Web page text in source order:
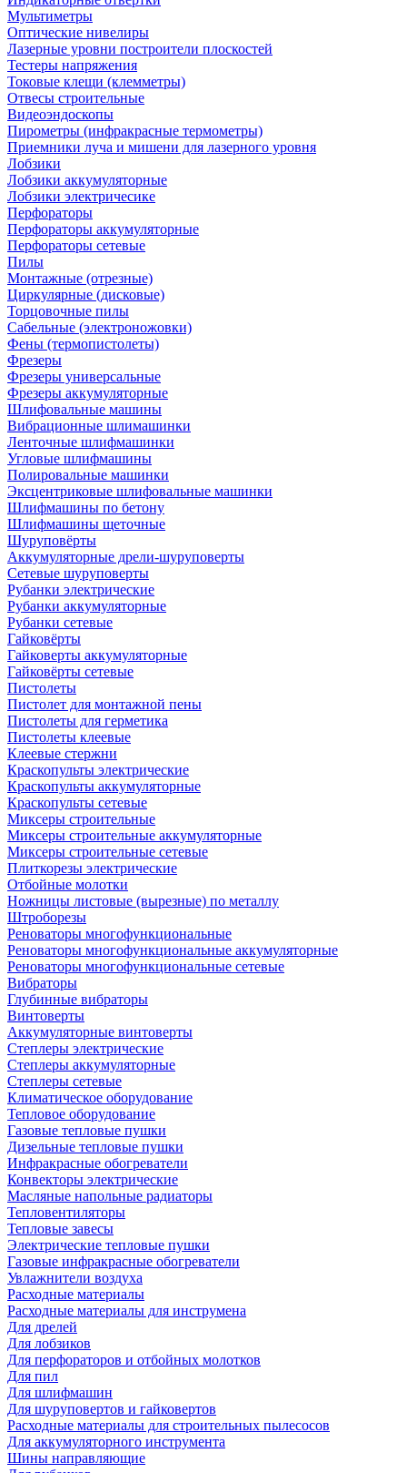
Мультиметры
Оптические нивелиры
Лазерные уровни построители плоскостей
Тестеры напряжения
Токовые клещи (клемметры)
Отвесы строительные
Видеоэндоскопы
Пирометры (инфракрасные термометры)
Приемники луча и мишени для лазерного уровня
Лобзики
Лобзики аккумуляторные
Лобзики электричесике
Перфораторы
Перфораторы аккумуляторные
Перфораторы сетевые
Пилы
Монтажные (отрезные)
Циркулярные (дисковые)
Торцовочные пилы
Сабельные (электроножовки)
Фены (термопистолеты)
Фрезеры
Фрезеры универсальные
Фрезеры аккумуляторные
Шлифовальные машины
Вибрационные шлимашинки
Ленточные шлифмашинки
Угловые шлифмашины
Полировальные машинки
Эксцентриковые шлифовальные машинки
Шлифмашины по бетону
Шлифмашины щеточные
Шуруповёрты
Аккумуляторные дрели-шуруповерты
Сетевые шуруповерты
Рубанки электрические
Рубанки аккумуляторные
Рубанки сетевые
Гайковёрты
Гайковерты аккумуляторные
Гайковёрты сетевые
Пистолеты
Пистолет для монтажной пены
Пистолеты для герметика
Пистолеты клеевые
Клеевые стержни
Краскопульты электрические
Краскопульты аккумуляторные
Краскопульты сетевые
Миксеры строительные
Миксеры строительные аккумуляторные
Миксеры строительные сетевые
Плиткорезы электрические
Отбойные молотки
Ножницы листовые (вырезные) по металлу
Штроборезы
Реноваторы многофункциональные
Реноваторы многофункциональные аккумуляторные
Реноваторы многофункциональные сетевые
Вибраторы
Глубинные вибраторы
Винтоверты
Аккумуляторные винтоверты
Степлеры электрические
Степлеры аккумуляторные
Степлеры сетевые
Климатическое оборудование
Тепловое оборудование
Газовые тепловые пушки
Дизельные тепловые пушки
Инфракрасные обогреватели
Конвекторы электрические
Масляные напольные радиаторы
Тепловентиляторы
Тепловые завесы
Электрические тепловые пушки
Газовые инфракрасные обогреватели
Увлажнители воздуха
Расходные материалы
Расходные материалы для инструмена
Для дрелей
Для лобзиков
Для перфораторов и отбойных молотков
Для пил
Для шлифмашин
Для шуруповертов и гайковертов
Расходные материалы для строительных пылесосов
Для аккумуляторного инструмента
Шины направляющие